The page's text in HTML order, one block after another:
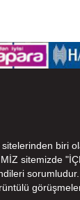
biri
sitemizde